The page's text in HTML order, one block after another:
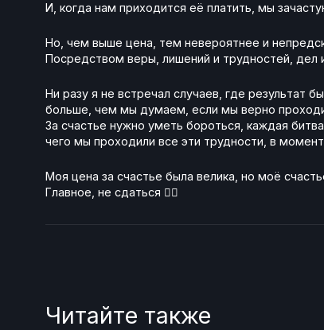
И, когда нам приходится её платить, мы
Но, чем выше цена, тем невероятнее и
Посредством веры, лишений и трудностей, дел
Ни разу я не встречал случаев, где результат
больше, чем мы думаем, если мы верно
За счастье нужно уметь бороться, каждая
чего мы проходили все эти трудности, в
Моя цена за счастье была велика, но моё
Главное, не сдаться ✊🏻
Читайте также